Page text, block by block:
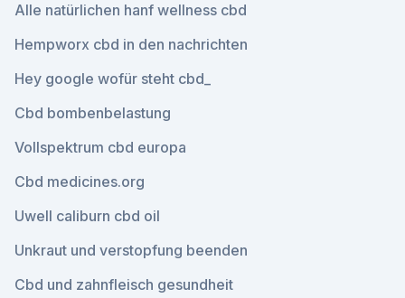
Alle natürlichen hanf wellness cbd
Hempworx cbd in den nachrichten
Hey google wofür steht cbd_
Cbd bombenbelastung
Vollspektrum cbd europa
Cbd medicines.org
Uwell caliburn cbd oil
Unkraut und verstopfung beenden
Cbd und zahnfleisch gesundheit